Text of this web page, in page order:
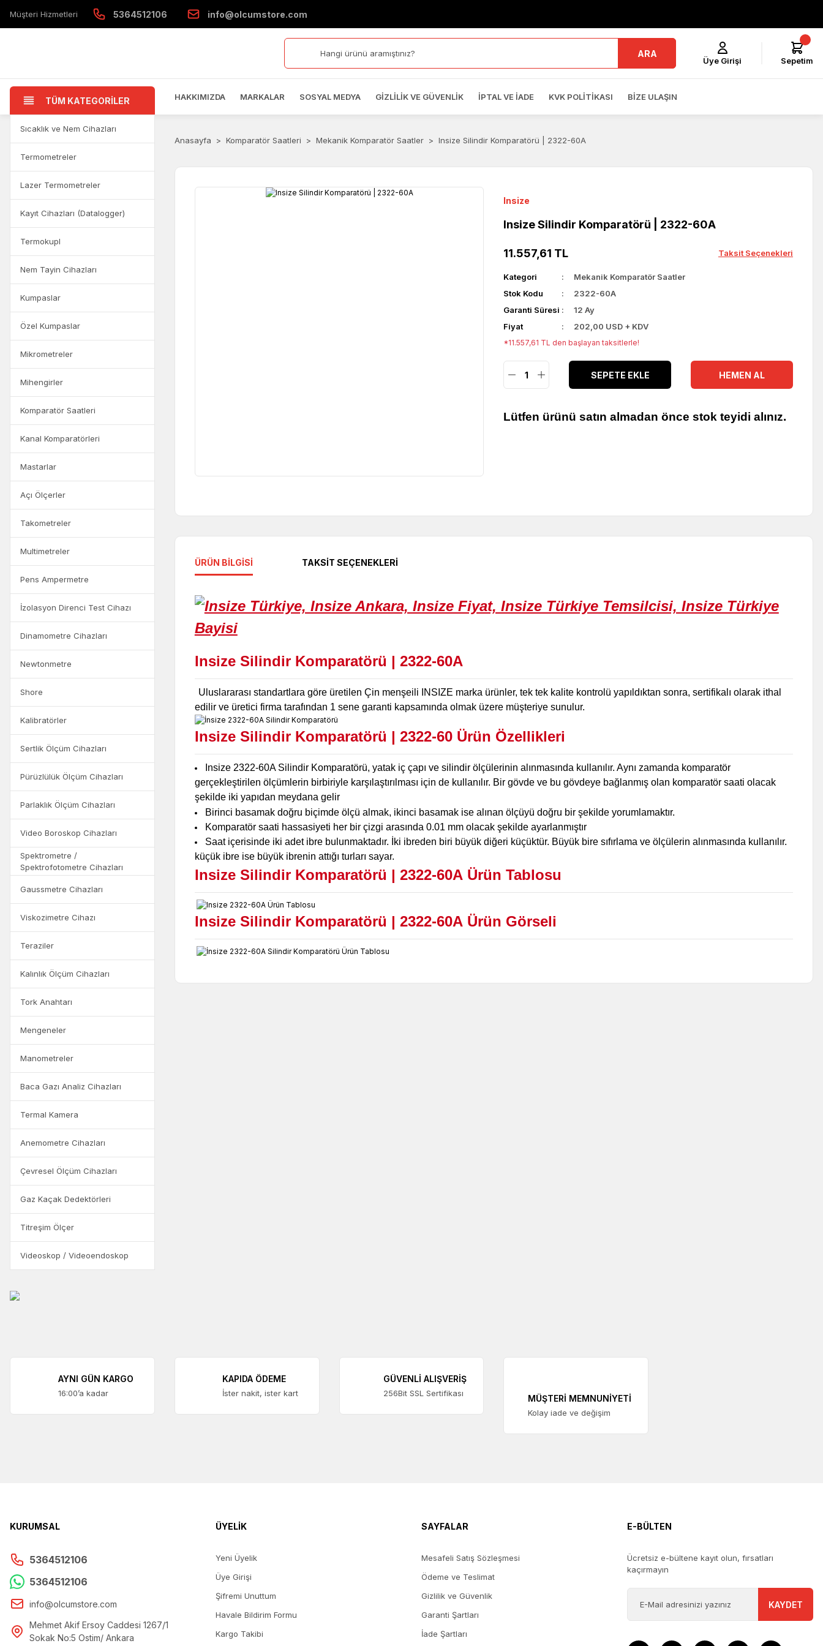
Müşteri Hizmetleri 5364512106 info@olcumstore.com
ARA
Üye Girişi Sepetim
TÜM KATEGORİLER HAKKIMIZDA MARKALAR SOSYAL MEDYA GIZLILIK VE GÜVENLIK İPTAL VE İADE KVK POLITIKASI BIZE ULAŞIN
Sıcaklık ve Nem Cihazları
Termometreler
Lazer Termometreler
Kayıt Cihazları (Datalogger)
Termokupl
Nem Tayin Cihazları
Kumpaslar
Özel Kumpaslar
Mikrometreler
Mihengirler
Komparatör Saatleri
Kanal Komparatörleri
Mastarlar
Açı Ölçerler
Takometreler
Multimetreler
Pens Ampermetre
İzolasyon Direnci Test Cihazı
Dinamometre Cihazları
Newtonmetre
Shore
Kalibratörler
Sertlik Ölçüm Cihazları
Pürüzlülük Ölçüm Cihazları
Parlaklık Ölçüm Cihazları
Video Boroskop Cihazları
Spektrometre /
Spektrofotometre Cihazları
Gaussmetre Cihazları
Viskozimetre Cihazı
Teraziler
Kalınlık Ölçüm Cihazları
Tork Anahtarı
Mengeneler
Manometreler
Baca Gazı Analiz Cihazları
Termal Kamera
Anemometre Cihazları
Çevresel Ölçüm Cihazları
Gaz Kaçak Dedektörleri
Titreşim Ölçer
Videoskop / Videoendoskop
Anasayfa Komparatör Saatleri Mekanik Komparatör Saatler Insize Silindir Komparatörü | 2322-60A
Insize
Insize Silindir Komparatörü | 2322-60A
11.557,61 TL Taksit Seçenekleri
Kategori
Mekanik Komparatör Saatler
Stok Kodu
2322-60A
Garanti Süresi
12 Ay
Fiyat
202,00 USD + KDV
*11.557,61 TL den başlayan taksitlerle!
SEPETE EKLE HEMEN AL
Lütfen ürünü satın almadan önce stok teyidi alınız.
ÜRÜN BILGISI TAKSIT SEÇENEKLERI
Insize Silindir Komparatörü | 2322-60A
Uluslararası standartlara göre üretilen Çin menşeili INSIZE marka ürünler, tek tek kalite kontrolü yapıldıktan sonra, sertifikalı olarak ithal
edilir ve üretici firma tarafından 1 sene garanti kapsamında olmak üzere müşteriye sunulur.
Insize Silindir Komparatörü | 2322-60 Ürün Özellikleri
Insize 2322-60A Silindir Komparatörü, yatak iç çapı ve silindir ölçülerinin alınmasında kullanılır. Aynı zamanda komparatör
gerçekleştirilen ölçümlerin birbiriyle karşılaştırılması için de kullanılır. Bir gövde ve bu gövdeye bağlanmış olan komparatör saati olacak
şekilde iki yapıdan meydana gelir
Birinci basamak doğru biçimde ölçü almak, ikinci basamak ise alınan ölçüyü doğru bir şekilde yorumlamaktır.
Komparatör saati hassasiyeti her bir çizgi arasında 0.01 mm olacak şekilde ayarlanmıştır
Saat içerisinde iki adet ibre bulunmaktadır. İki ibreden biri büyük diğeri küçüktür. Büyük bire sıfırlama ve ölçülerin alınmasında kullanılır.
küçük ibre ise büyük ibrenin attığı turları sayar.
Insize Silindir Komparatörü | 2322-60AÜrün Tablosu
Insize Silindir Komparatörü | 2322-60AÜrün Görseli
AYNI GÜN KARGO
16:00’a kadar
KAPIDA ÖDEME
İster nakit, ister kart
GÜVENLİ ALIŞVERİŞ
256Bit SSL Sertifikası MÜŞTERİ MEMNUNİYETİ
Kolay iade ve değişim
KURUMSAL
5364512106
5364512106
info@olcumstore.com
Mehmet Akif Ersoy Caddesi 1267/1
Sokak No:5 Ostim/ Ankara
ÜYELİK
Yeni Üyelik
Üye Girişi
Şifremi Unuttum
Havale Bildirim Formu
Kargo Takibi
SAYFALAR
Mesafeli Satış Sözleşmesi
Ödeme ve Teslimat
Gizlilik ve Güvenlik
Garanti Şartları
İade Şartları
E-BÜLTEN
Ücretsiz e-bültene kayıt olun, fırsatları
kaçırmayın
KAYDET